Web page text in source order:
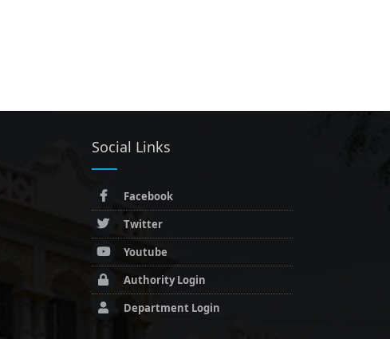
Social Links
Facebook
Twitter
Youtube
Authority Login
Department Login